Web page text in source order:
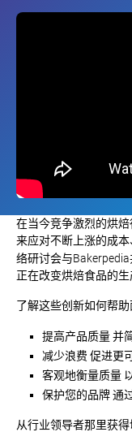
在当今竞争激烈的烘
来应对不断上涨的成
络研讨会与
正在改变烘焙食品的生
了解这些创新如何帮助
提高产品质量并
减少浪费 促进更
客观地衡量质量
保护您的品牌通
从行业领导者那里获